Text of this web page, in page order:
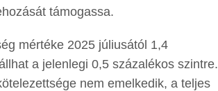
támogassa.
mértéke 2025 júliusától 1,4
a jelenlegi 0,5 százalékos szintre.
nem emelkedik, a teljes